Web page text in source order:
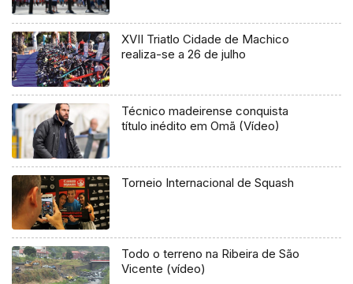
XVII Triatlo Cidade de Machico
realiza-se a 26 de julho
Técnico madeirense conquista
título inédito em Omã (Vídeo)
Torneio Internacional de Squash
Todo o terreno na Ribeira de São
Vicente (vídeo)